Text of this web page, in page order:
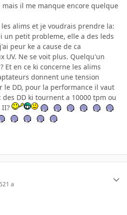
mais il me manque encore quelque
alims et je voudrais prendre la:
un petit probleme, elle a des leds
peur ke a cause de ca
UV. Ne se voit plus. Quelqu'un
Et en ce ki concerne les alims
donnent une tension
le DD, pour la performance il vaut
des DD ki tournent a 10000 tpm ou
II?
21 a